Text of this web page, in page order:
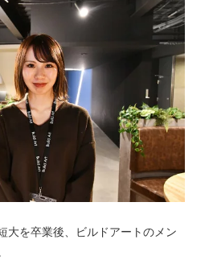
大を卒業後、ビルドアートのメン